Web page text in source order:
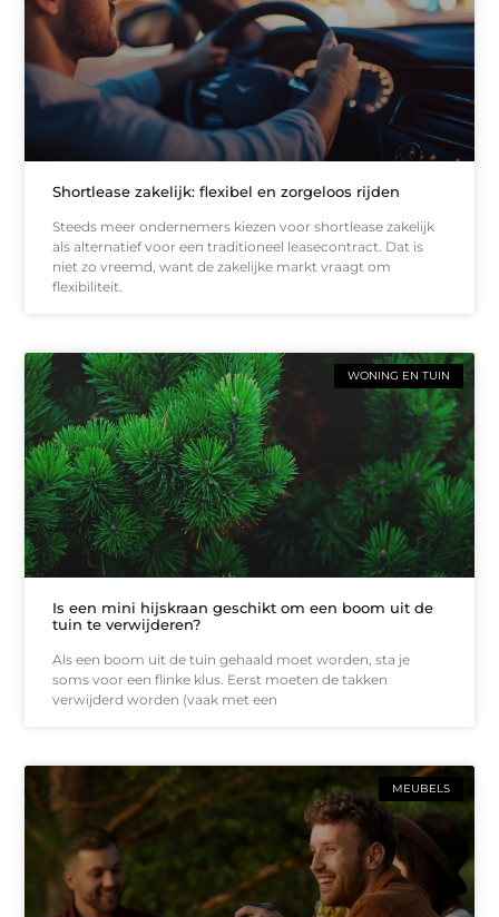
Shortlease zakelijk: flexibel en zorgeloos rijden
Steeds meer ondernemers kiezen voor shortlease zakelijk
als alternatief voor een traditioneel leasecontract. Dat is
niet zo vreemd, want de zakelijke markt vraagt om
flexibiliteit.
WONING EN TUIN
Is een mini hijskraan geschikt om een boom uit de
tuin te verwijderen?
Als een boom uit de tuin gehaald moet worden, sta je
soms voor een flinke klus. Eerst moeten de takken
verwijderd worden (vaak met een
MEUBELS